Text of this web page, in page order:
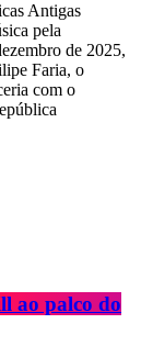
Antigas
pela
de 2025,
Faria, o
com o
ao palco do